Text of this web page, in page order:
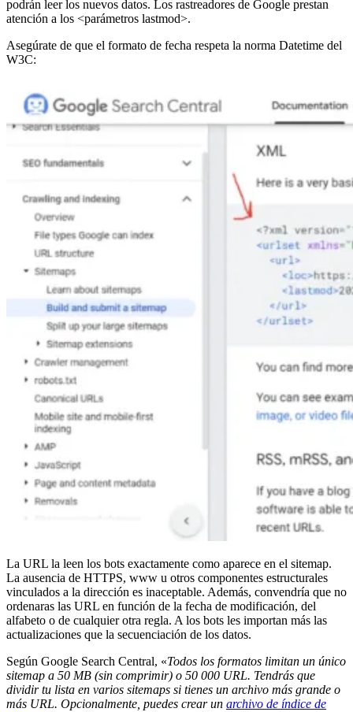
podrán leer los nuevos datos. Los rastreadores de Google prestan
atención a los <parámetros lastmod>.
Asegúrate de que el formato de fecha respeta la norma Datetime del
W3C:
La URL la leen los bots exactamente como aparece en el sitemap.
La ausencia de HTTPS, www u otros componentes estructurales
vinculados a la dirección es inaceptable. Además, convendría que no
ordenaras las URL en función de la fecha de modificación, del
alfabeto o de cualquier otra regla. A los bots les importan más las
actualizaciones que la secuenciación de los datos.
Según Google Search Central, «Todos los formatos limitan un único
sitemap a 50 MB (sin comprimir) o 50 000 URL. Tendrás que
dividir tu lista en varios sitemaps si tienes un archivo más grande o
más URL. Opcionalmente, puedes crear un archivo de índice de